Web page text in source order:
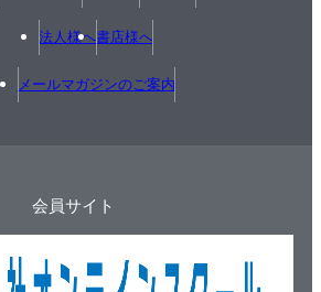
法人様へ書店様へ
メールマガジンのご案内
会員サイト